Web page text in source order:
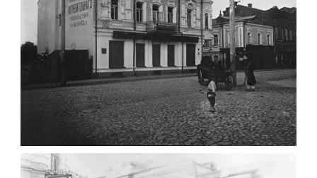
ФОТО ЖИТОМИРА 1905 ВУЛ.
МИХАЙЛІВСЬКА-СКОРУЛЬСЬКОГО
Фото Житомира період